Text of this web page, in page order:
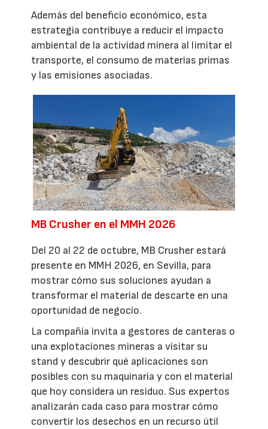
Además del beneficio económico, esta
estrategia contribuye a reducir el impacto
ambiental de la actividad minera al limitar el
transporte, el consumo de materias primas
y las emisiones asociadas.
MB Crusher en el MMH 2026
Del 20 al 22 de octubre, MB Crusher estará
presente en MMH 2026, en Sevilla, para
mostrar cómo sus soluciones ayudan a
transformar el material de descarte en una
oportunidad de negocio.
La compañía invita a gestores de canteras o
una explotaciones mineras a visitar su
stand y descubrir qué aplicaciones son
posibles con su maquinaria y con el material
que hoy considera un residuo. Sus expertos
analizarán cada caso para mostrar cómo
convertir los desechos en un recurso útil